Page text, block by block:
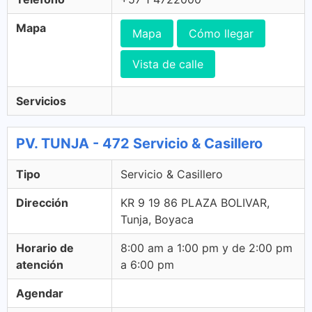
Mapa Mapa Cómo llegar
Vista de calle
Servicios
PV. TUNJA - 472 Servicio & Casillero
Tipo Servicio & Casillero
Dirección
KR 9 19 86 PLAZA BOLIVAR,
Tunja, Boyaca
Horario de
atención
8:00 am a 1:00 pm y de 2:00 pm
a 6:00 pm
Agendar